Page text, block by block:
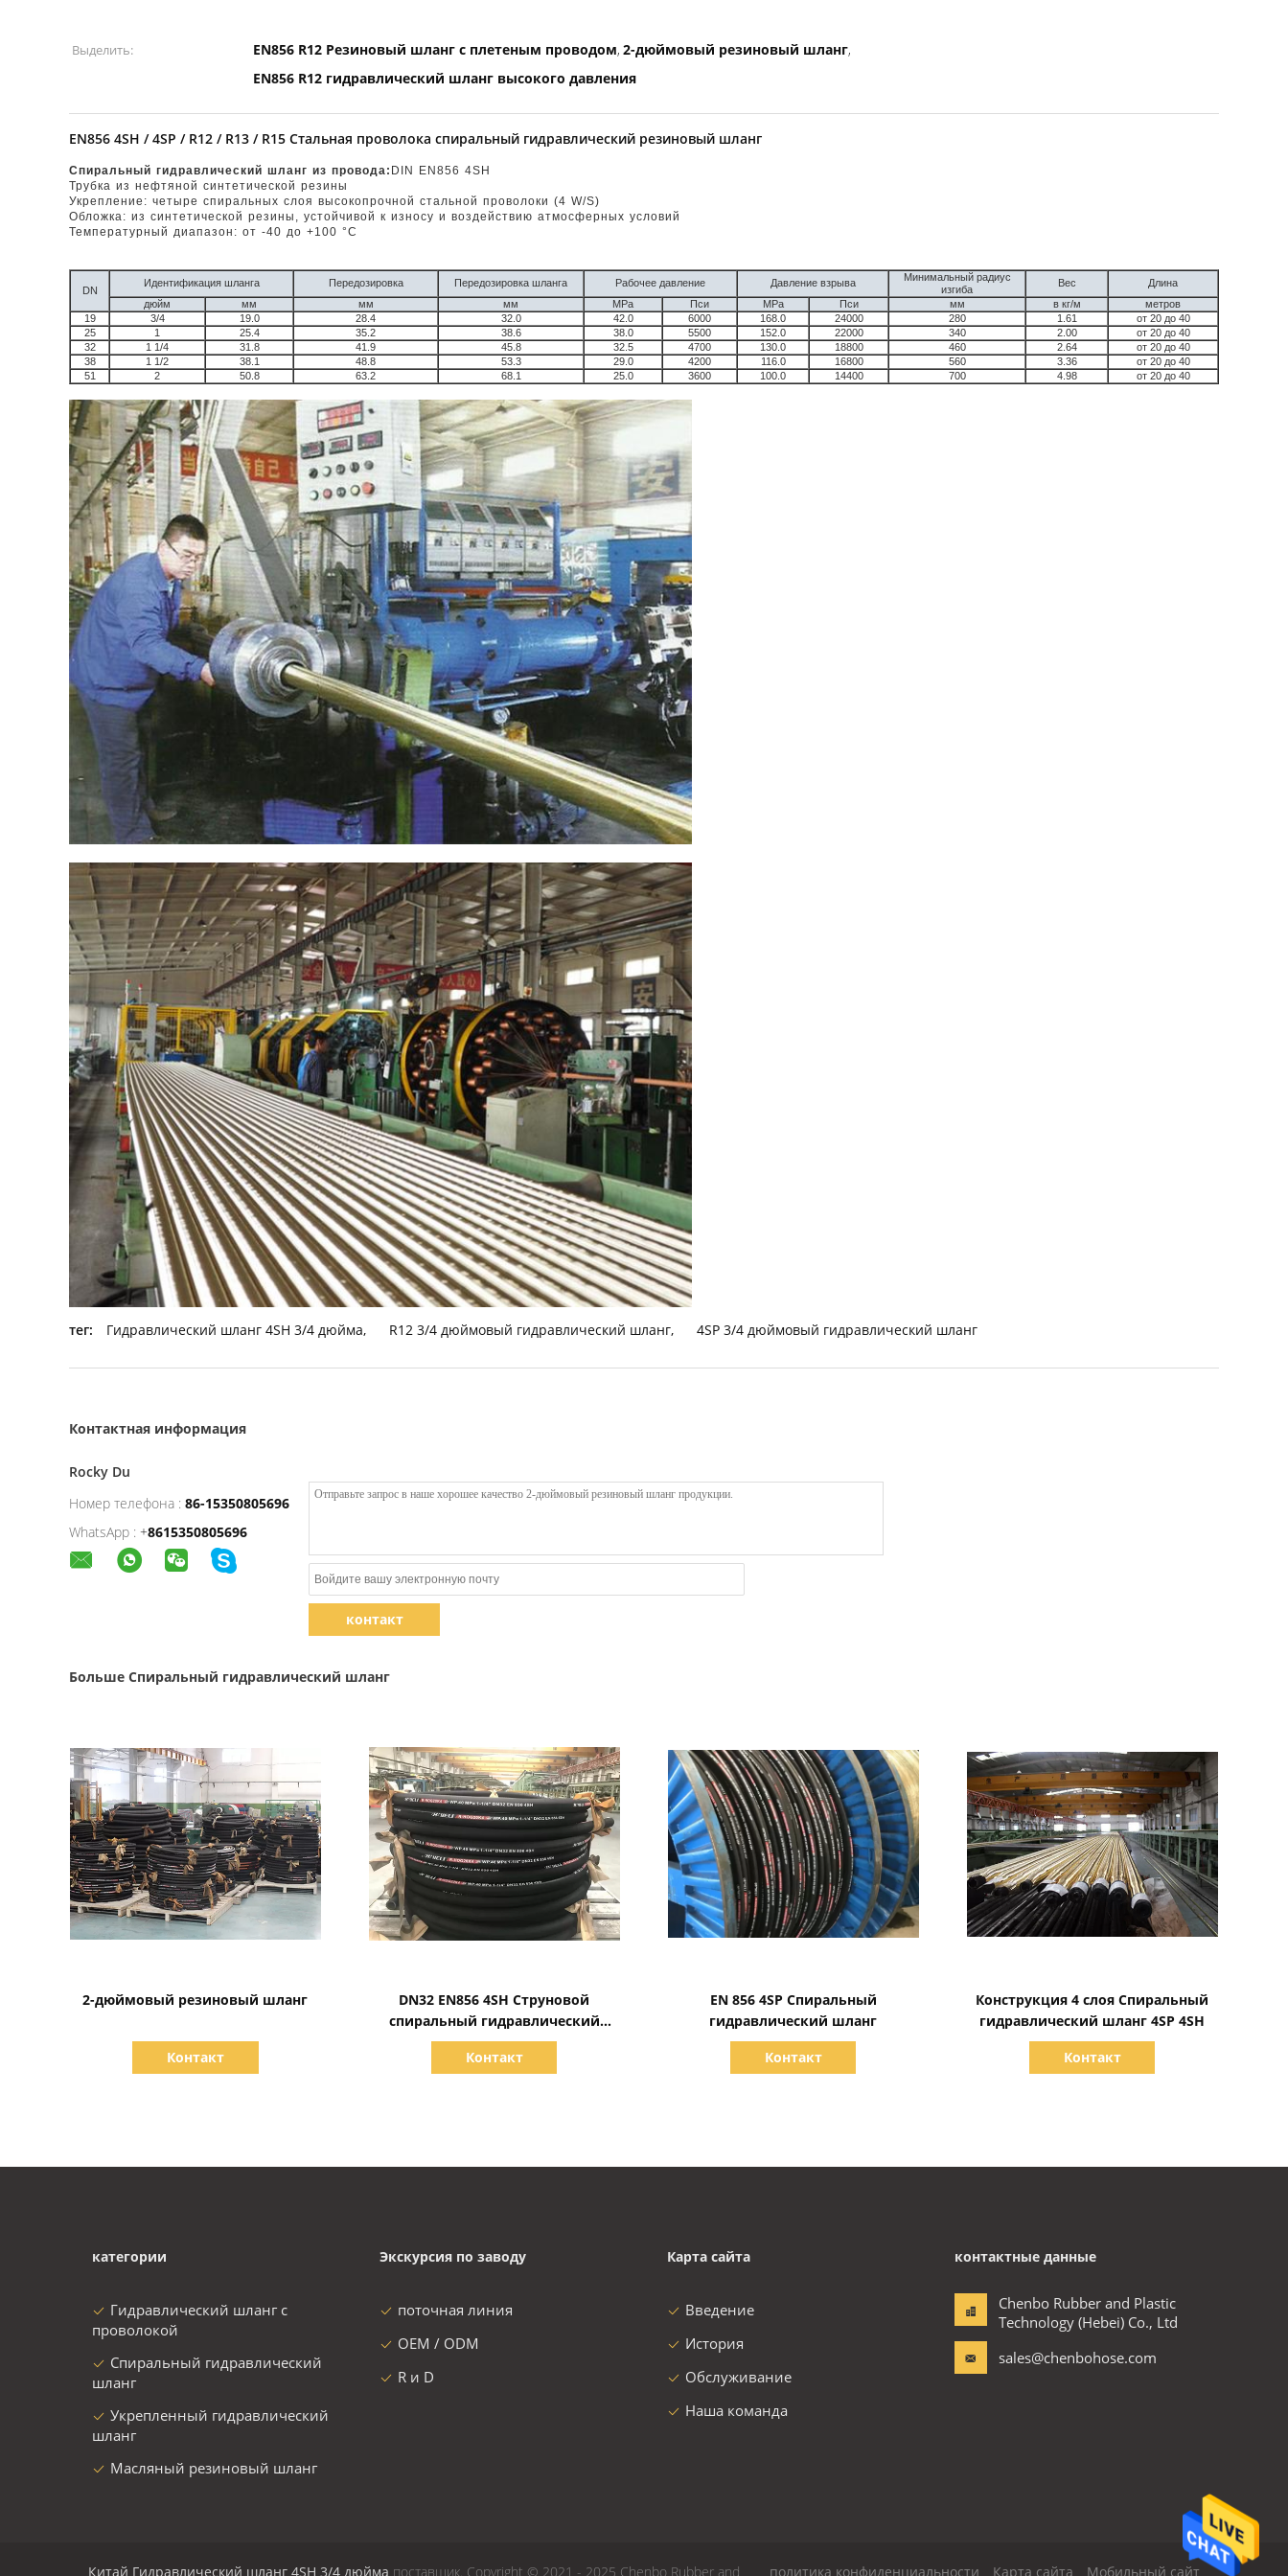
Выделить: EN856 R12 Резиновый шланг с плетеным проводом, 2-дюймовый резиновый шланг,
EN856 R12 гидравлический шланг высокого давления
EN856 4SH / 4SP / R12 / R13 / R15 Стальная проволока спиральный гидравлический резиновый шланг
Спиральный гидравлический шланг из провода: DIN EN856 4SH
Трубка из нефтяной синтетической резины
Укрепление: четыре спиральных слоя высокопрочной стальной проволоки (4 W/S)
Обложка: из синтетической резины, устойчивой к износу и воздействию атмосферных условий
Температурный диапазон: от -40 до +100 °C
DN
Идентификация шланга Передозировка Передозировка шланга Рабочее давление Давление взрыва
Минимальный радиус
изгиба
Вес
Длина
дюйм
мм мм мм MPa Пси MPa Пси мм в кг/м
метров
19
3/4 19.0 28.4 32.0 42.0 6000 168.0 24000 280 1.61
от 20 до 40
25
1 25.4 35.2 38.6 38.0 5500 152.0 22000 340 2.00
от 20 до 40
32
1 1/4 31.8 41.9 45.8 32.5 4700 130.0 18800 460 2.64
от 20 до 40
38
1 1/2 38.1 48.8 53.3 29.0 4200 116.0 16800 560 3.36
от 20 до 40
51
2 50.8 63.2 68.1 25.0 3600 100.0 14400 700 4.98 от 20 до 40
тег: Гидравлический шланг 4SH 3/4 дюйма, R12 3/4 дюймовый гидравлический шланг, 4SP 3/4 дюймовый гидравлический шланг
Контактная информация
Rocky Du
Номер телефона : 86-15350805696
WhatsApp : +8615350805696
контакт
Больше Спиральный гидравлический шланг
2-дюймовый резиновый шланг
Контакт
DN32 EN856 4SH Струновой
спиральный гидравлический
шланг
Контакт
EN 856 4SP Спиральный
гидравлический шланг
Контакт
Конструкция 4 слоя Спиральный
гидравлический шланг 4SP 4SH
Контакт
категории
Гидравлический шланг с
проволокой
Спиральный гидравлический
шланг
Укрепленный гидравлический
шланг
Масляный резиновый шланг
Экскурсия по заводу
поточная линия
OEM / ODM
R и D
Карта сайта
Введение
История
Обслуживание
Наша команда
контактные данные
Chenbo Rubber and Plastic
Technology (Hebei) Co., Ltd
sales@chenbohose.com
политика конфиденциальности Карта сайта Мобильный сайт
Китай Гидравлический шланг 4SH 3/4 дюйма поставщик. Copyright © 2021 - 2025 Chenbo Rubber and